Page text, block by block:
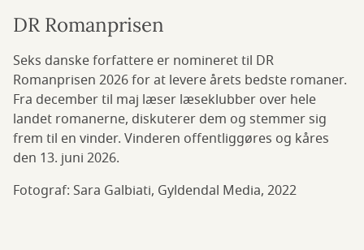
DR Romanprisen
Seks danske forfattere er nomineret til DR
Romanprisen 2026 for at levere årets bedste romaner.
Fra december til maj læser læseklubber over hele
landet romanerne, diskuterer dem og stemmer sig
frem til en vinder. Vinderen offentliggøres og kåres
den 13. juni 2026.
Fotograf: Sara Galbiati, Gyldendal Media, 2022